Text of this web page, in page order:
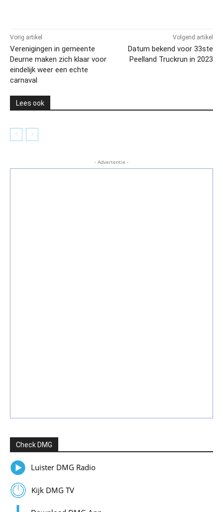
Vorig artikel
Verenigingen in gemeente
Deurne maken zich klaar voor
eindelijk weer een echte
carnaval
Volgend artikel
Datum bekend voor 33ste
Peelland Truckrun in 2023
Lees ook
- Advertentie -
Check DMG
Luister DMG Radio
Kijk DMG TV